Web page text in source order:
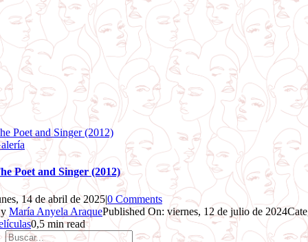
Poet and Singer (2012)
Poet and Singer (2012)
14 de abril de 2025|0 Comments
María Anyela AraquePublished On: viernes, 12 de julio de 2024
0,5 min read
Buscar: